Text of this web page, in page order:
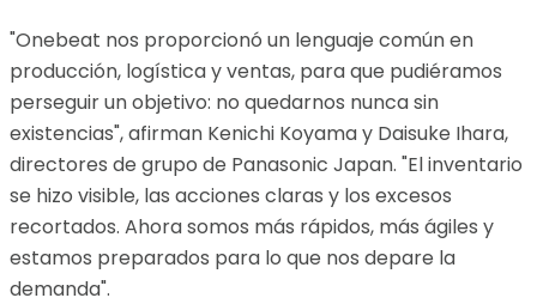
"Onebeat nos proporcionó un lenguaje común en
producción, logística y ventas, para que pudiéramos
perseguir un objetivo: no quedarnos nunca sin
existencias", afirman Kenichi Koyama y Daisuke Ihara,
directores de grupo de Panasonic Japan. "El inventario
se hizo visible, las acciones claras y los excesos
recortados. Ahora somos más rápidos, más ágiles y
estamos preparados para lo que nos depare la
demanda".